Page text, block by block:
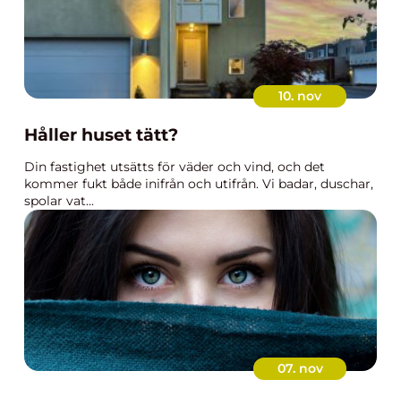
10. nov
Håller huset tätt?
Din fastighet utsätts för väder och vind, och det
kommer fukt både inifrån och utifrån. Vi badar, duschar,
spolar vat...
07. nov